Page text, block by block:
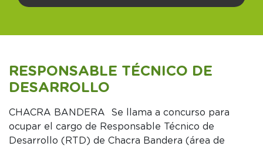
RESPONSABLE TÉCNICO DE
DESARROLLO
CHACRA BANDERA Se llama a concurso para
ocupar el cargo de Responsable Técnico de
Desarrollo (RTD) de Chacra Bandera (área de